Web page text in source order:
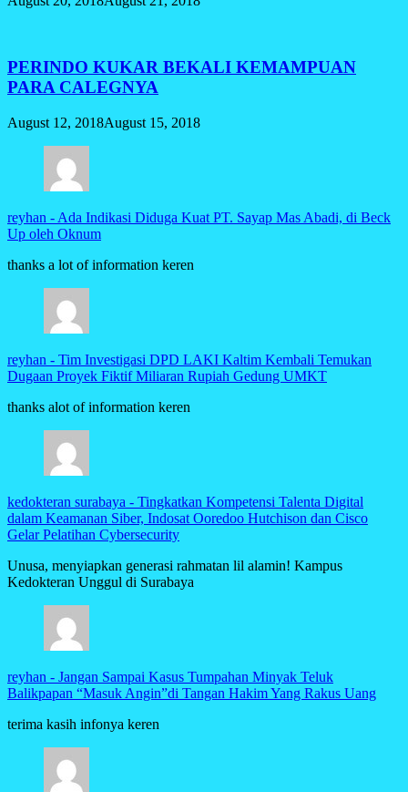
PERINDO KUKAR BEKALI KEMAMPUAN
PARA CALEGNYA
August 12, 2018August 15, 2018
reyhan - Ada Indikasi Diduga Kuat PT. Sayap Mas Abadi, di Beck
Up oleh Oknum
thanks a lot of information keren
reyhan - Tim Investigasi DPD LAKI Kaltim Kembali Temukan
Dugaan Proyek Fiktif Miliaran Rupiah Gedung UMKT
thanks alot of information keren
kedokteran surabaya - Tingkatkan Kompetensi Talenta Digital
dalam Keamanan Siber, Indosat Ooredoo Hutchison dan Cisco
Gelar Pelatihan Cybersecurity
Unusa, menyiapkan generasi rahmatan lil alamin! Kampus
Kedokteran Unggul di Surabaya
reyhan - Jangan Sampai Kasus Tumpahan Minyak Teluk
Balikpapan “Masuk Angin”di Tangan Hakim Yang Rakus Uang
terima kasih infonya keren